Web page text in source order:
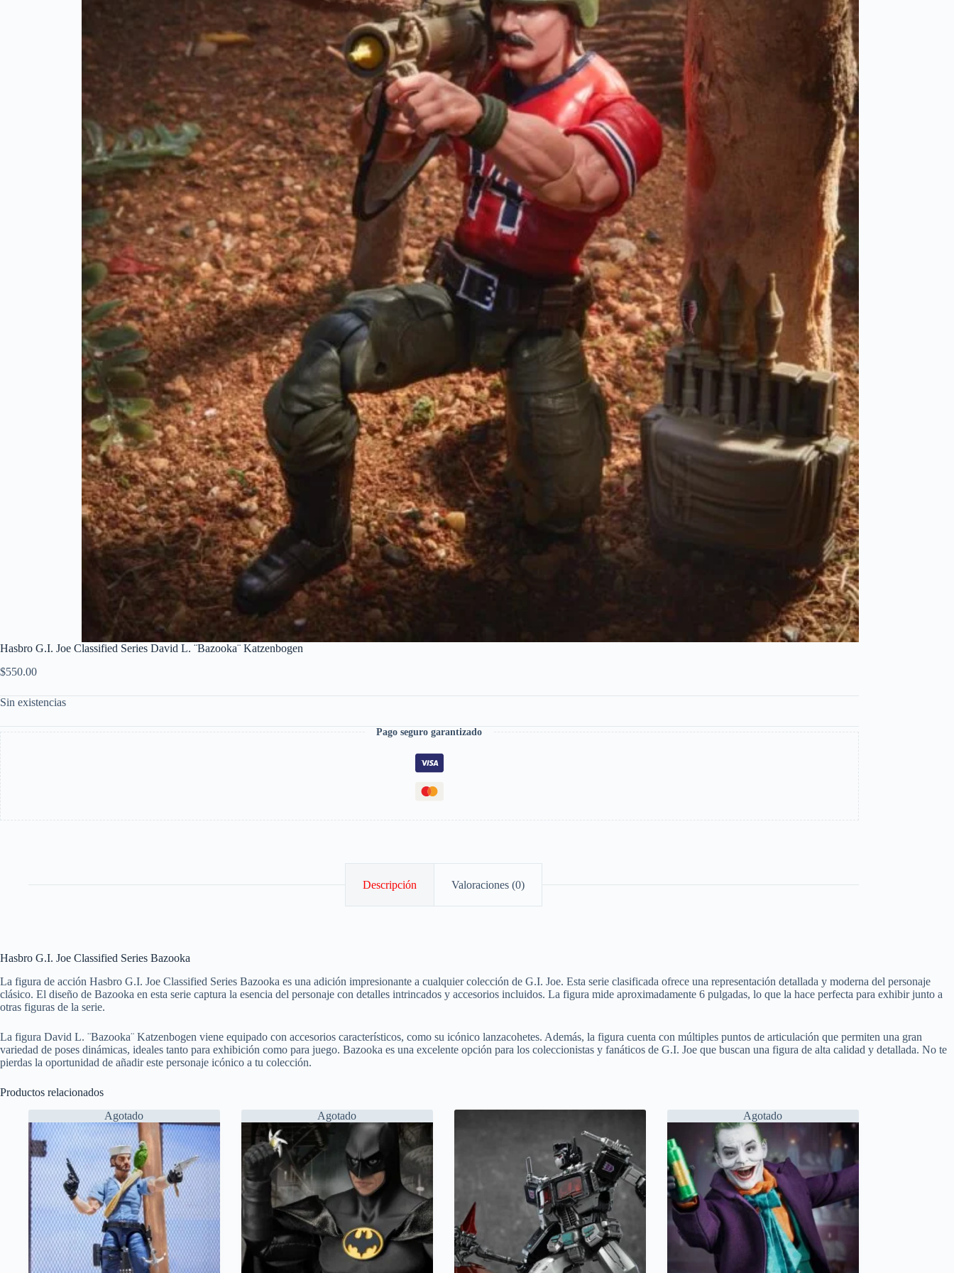
Hasbro G.I. Joe Classified Series David L. ¨Bazooka¨ Katzenbogen
$550.00
Sin existencias
Pago seguro garantizado
Descripción Valoraciones (0)
Hasbro G.I. Joe Classified Series Bazooka
La figura de acción Hasbro G.I. Joe Classified Series Bazooka es una adición impresionante a cualquier colección de G.I. Joe. Esta serie clasificada ofrece una representación detallada y moderna del personaje
clásico. El diseño de Bazooka en esta serie captura la esencia del personaje con detalles intrincados y accesorios incluidos. La figura mide aproximadamente 6 pulgadas, lo que la hace perfecta para exhibir junto a
otras figuras de la serie.
La figura David L. ¨Bazooka¨ Katzenbogen viene equipado con accesorios característicos, como su icónico lanzacohetes. Además, la figura cuenta con múltiples puntos de articulación que permiten una gran
variedad de poses dinámicas, ideales tanto para exhibición como para juego. Bazooka es una excelente opción para los coleccionistas y fanáticos de G.I. Joe que buscan una figura de alta calidad y detallada. No te
pierdas la oportunidad de añadir este personaje icónico a tu colección.
Productos relacionados
Agotado
Agotado Agotado